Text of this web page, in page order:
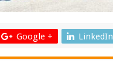
Google + LinkedIn